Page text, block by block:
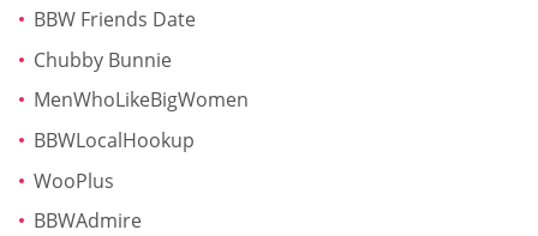
BBW Friends Date
Chubby Bunnie
MenWhoLikeBigWomen
BBWLocalHookup
WooPlus
BBWAdmire